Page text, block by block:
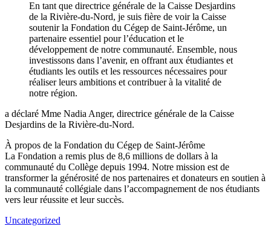
En tant que directrice générale de la Caisse Desjardins
de la Rivière-du-Nord, je suis fière de voir la Caisse
soutenir la Fondation du Cégep de Saint-Jérôme, un
partenaire essentiel pour l’éducation et le
développement de notre communauté. Ensemble, nous
investissons dans l’avenir, en offrant aux étudiantes et
étudiants les outils et les ressources nécessaires pour
réaliser leurs ambitions et contribuer à la vitalité de
notre région.
a déclaré Mme Nadia Anger, directrice générale de la Caisse
Desjardins de la Rivière-du-Nord.
À propos de la Fondation du Cégep de Saint-Jérôme
La Fondation a remis plus de 8,6 millions de dollars à la
communauté du Collège depuis 1994. Notre mission est de
transformer la générosité de nos partenaires et donateurs en soutien à
la communauté collégiale dans l’accompagnement de nos étudiants
vers leur réussite et leur succès.
Uncategorized